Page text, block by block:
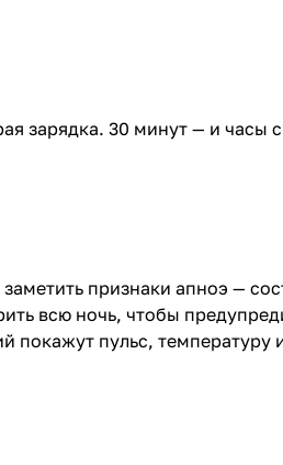
зарядка. 30 минут — и
признаки апноэ —
всю ночь, чтобы
покажут пульс,